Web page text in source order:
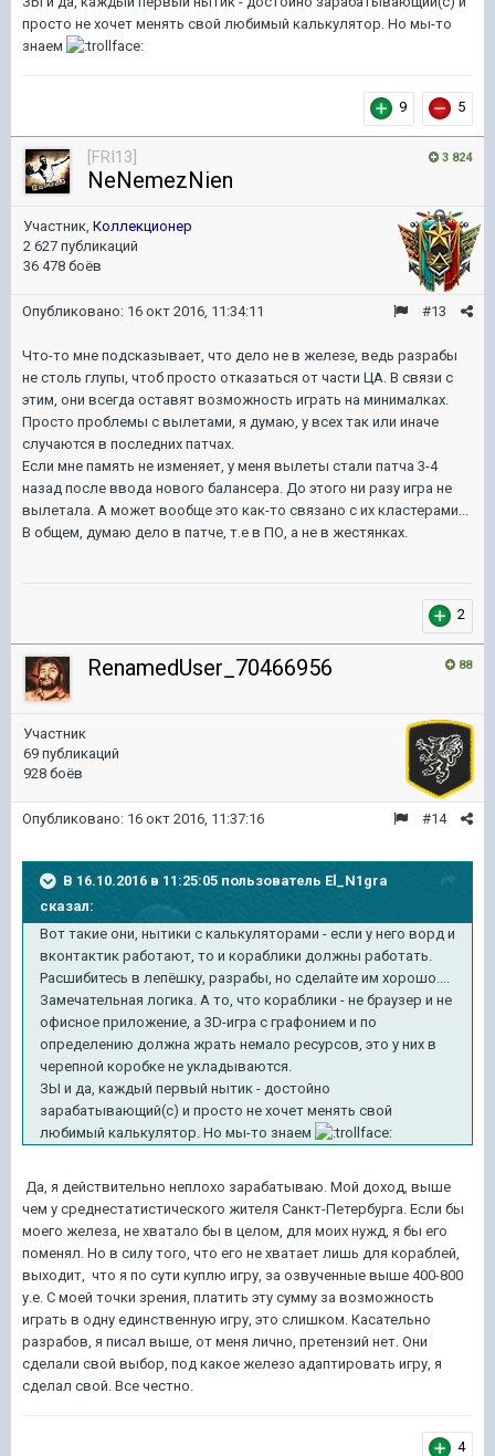
просто не хочет менять свой любимый калькулятор. Но мы-то
знаем
9 5
3 824
[FRI13]
NeNemezNien
Участник, Коллекционер
2 627 публикаций
36 478 боёв
#13
Опубликовано: 16 окт 2016, 11:34:11
Что-то мне подсказывает, что дело не в железе, ведь разрабы
не столь глупы, чтоб просто отказаться от части ЦА. В связи с
этим, они всегда оставят возможность играть на минималках.
Просто проблемы с вылетами, я думаю, у всех так или иначе
случаются в последних патчах.
Если мне память не изменяет, у меня вылеты стали патча 3-4
назад после ввода нового балансера. До этого ни разу игра не
вылетала. А может вообще это как-то связано с их кластерами...
В общем, думаю дело в патче, т.е в ПО, а не в жестянках.
2
88
RenamedUser_70466956
Участник
69 публикаций
928 боёв
#14
Опубликовано: 16 окт 2016, 11:37:16
В 16.10.2016 в 11:25:05 пользователь El_N1gra
сказал:
Вот такие они, нытики с калькуляторами - если у него ворд и
вконтактик работают, то и кораблики должны работать.
Расшибитесь в лепёшку, разрабы, но сделайте им хорошо....
Замечательная логика. А то, что кораблики - не браузер и не
офисное приложение, а 3D-игра с графонием и по
определению должна жрать немало ресурсов, это у них в
черепной коробке не укладываются.
ЗЫ и да, каждый первый нытик - достойно
зарабатывающий(с) и просто не хочет менять свой
любимый калькулятор. Но мы-то знаем
Да, я действительно неплохо зарабатываю. Мой доход, выше
чем у среднестатистического жителя Санкт-Петербурга. Если бы
моего железа, не хватало бы в целом, для моих нужд, я бы его
поменял. Но в силу того, что его не хватает лишь для кораблей,
выходит, что я по сути куплю игру, за озвученные выше 400-800
у.е. С моей точки зрения, платить эту сумму за возможность
играть в одну единственную игру, это слишком. Касательно
разрабов, я писал выше, от меня лично, претензий нет. Они
сделали свой выбор, под какое железо адаптировать игру, я
сделал свой. Все честно.
4